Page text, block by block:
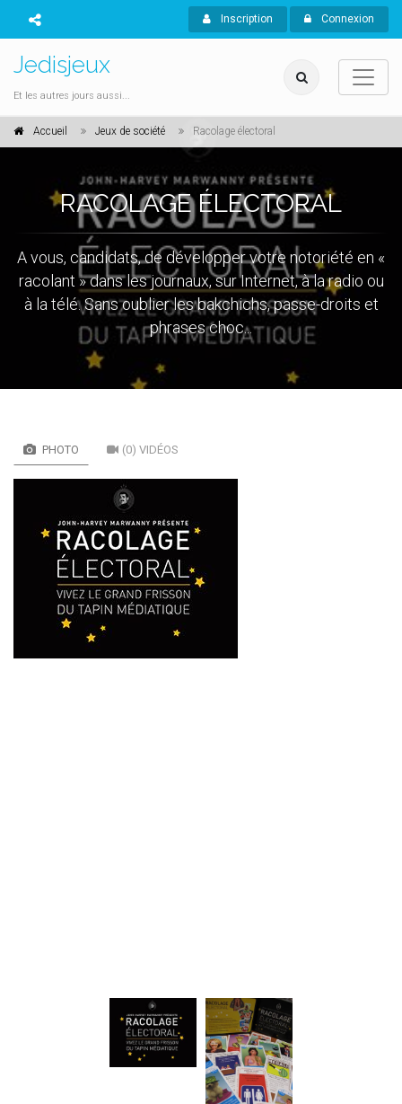
Inscription Connexion
Jedisjeux
Et les autres jours aussi...
Accueil Jeux de société Racolage électoral
RACOLAGE ÉLECTORAL
A vous, candidats, de développer votre notoriété en «
racolant » dans les journaux, sur Internet, à la radio ou
à la télé. Sans oublier les bakchichs, passe-droits et
phrases choc...
PHOTO (0) VIDÉOS